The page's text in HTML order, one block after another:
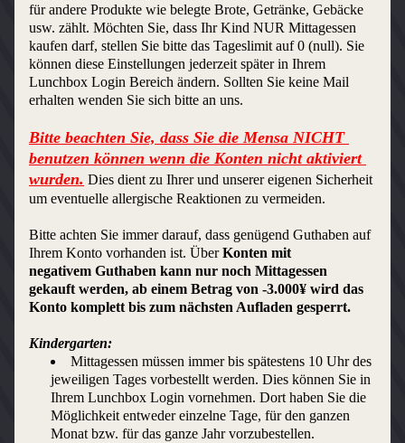
für andere Produkte wie belegte Brote, Getränke, Gebäcke
usw. zählt. Möchten Sie, dass Ihr Kind NUR Mittagessen
kaufen darf, stellen Sie bitte das Tageslimit auf 0 (null). Sie
können diese Einstellungen jederzeit später in Ihrem
Lunchbox Login Bereich ändern. Sollten Sie keine Mail
erhalten wenden Sie sich bitte an uns.
Bitte beachten Sie, dass Sie die Mensa NICHT
benutzen können wenn die Konten nicht aktiviert
wurden. Dies dient zu Ihrer und unserer eigenen Sicherheit
um eventuelle allergische Reaktionen zu vermeiden.
Bitte achten Sie immer darauf, dass genügend Guthaben auf
Ihrem Konto vorhanden ist. Über Konten mit
negativem Guthaben kann nur noch Mittagessen
gekauft werden, ab einem Betrag von -3.000¥ wird das
Konto komplett bis zum nächsten Aufladen gesperrt.
Kindergarten:
Mittagessen müssen immer bis spätestens 10 Uhr des
jeweiligen Tages vorbestellt werden. Dies können Sie in
Ihrem Lunchbox Login vornehmen. Dort haben Sie die
Möglichkeit entweder einzelne Tage, für den ganzen
Monat bzw. für das ganze Jahr vorzubestellen.